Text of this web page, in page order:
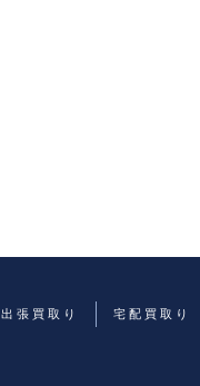
出張買取り 宅配買取り